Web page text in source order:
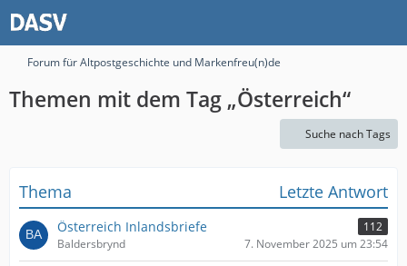
Forum für Altpostgeschichte und Markenfreu(n)de
Themen mit dem Tag „Österreich“
Suche nach Tags
Thema Letzte Antwort
Österreich Inlandsbriefe
112
Baldersbrynd
7. November 2025 um 23:54